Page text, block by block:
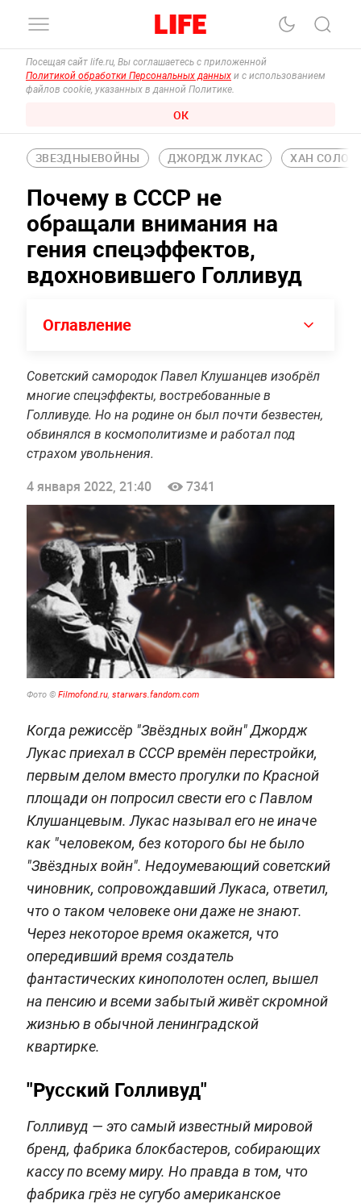
Посещая сайт life.ru, Вы соглашаетесь с приложенной
Политикой обработки Персональных данных и с использованием
файлов cookie, указанных в данной Политике.
ОК
ЗВЕЗДНЫЕВОЙНЫ ДЖОРДЖ ЛУКАС ХАН СОЛО
Почему в СССР не
обращали внимания на
гения спецэффектов,
вдохновившего Голливуд
Оглавление
Советский самородок Павел Клушанцев изобрёл
многие спецэффекты, востребованные в
Голливуде. Но на родине он был почти безвестен,
обвинялся в космополитизме и работал под
страхом увольнения.
4 января 2022, 21:40 7341
Фото © Filmofond.ru, starwars.fandom.com
Когда режиссёр "Звёздных войн" Джордж
Лукас приехал в СССР времён перестройки,
первым делом вместо прогулки по Красной
площади он попросил свести его с Павлом
Клушанцевым. Лукас называл его не иначе
как "человеком, без которого бы не было
"Звёздных войн". Недоумевающий советский
чиновник, сопровождавший Лукаса, ответил,
что о таком человеке они даже не знают.
Через некоторое время окажется, что
опередивший время создатель
фантастических кинополотен ослеп, вышел
на пенсию и всеми забытый живёт скромной
жизнью в обычной ленинградской
квартирке.
"Русский Голливуд"
Голливуд — это самый известный мировой
бренд, фабрика блокбастеров, собирающих
кассу по всему миру. Но правда в том, что
фабрика грёз не сугубо американское